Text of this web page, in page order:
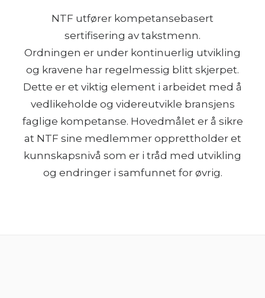
NTF utfører kompetansebasert
sertifisering av takstmenn.
Ordningen er under kontinuerlig utvikling
og kravene har regelmessig blitt skjerpet.
Dette er et viktig element i arbeidet med å
vedlikeholde og videreutvikle bransjens
faglige kompetanse. Hovedmålet er å sikre
at NTF sine medlemmer opprettholder et
kunnskapsnivå som er i tråd med utvikling
og endringer i samfunnet for øvrig.